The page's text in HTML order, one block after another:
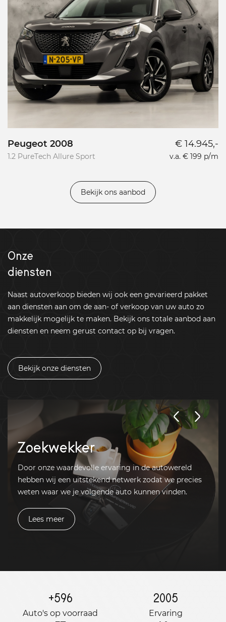
Peugeot 2008
1.2 PureTech Allure Sport
€ 14.945,-
v.a. € 199 p/m
Bekijk ons aanbod
Onze
diensten
Naast autoverkoop bieden wij ook een gevarieerd pakket
aan diensten aan om de aan- of verkoop van uw auto zo
makkelijk mogelijk te maken. Bekijk ons totale aanbod aan
diensten en neem gerust contact op bij vragen.
Bekijk onze diensten
Zoekwekker
Door onze waardevolle ervaring in de autowereld
hebben wij een uitstekend netwerk zodat we precies
weten waar we je volgende auto kunnen vinden.
Lees meer
+596
Auto's op voorraad
2005
Ervaring